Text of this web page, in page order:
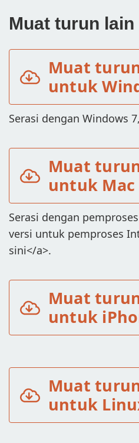
Muat turun lain
Muat
untuk
Serasi dengan Windows
Muat
untuk Mac
Serasi dengan
versi untuk pemproses
sini</a>.
Muat
untuk
Muat
untuk